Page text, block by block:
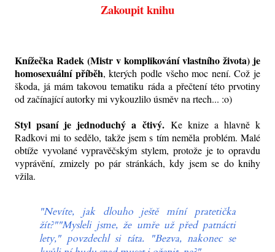
Zakoupit knihu
Knížečka Radek (Mistr v komplikování vlastního života) je
homosexuální příběh, kterých podle všeho moc není. Což je
škoda, já mám takovou tematiku ráda a přečtení této prvotiny
od začínající autorky mi vykouzlilo úsměv na rtech... :o)
Styl psaní je jednoduchý a čtivý.Ke knize a hlavně k
Radkovi mi to sedělo, takže jsem s tím neměla problém. Malé
obtíže vyvolané vypravěčským stylem, protože je to opravdu
vyprávění, zmizely po pár stránkách, kdy jsem se do knihy
vžila.
"Nevíte, jak dlouho ještě míní pratetička
žít?""Mysleli jsme, že umře už před patnácti
lety," povzdechl si táta. "Bezva, nakonec se